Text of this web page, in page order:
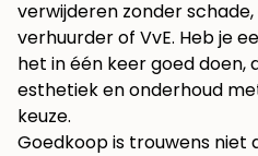
verwijderen zonder
verhuurder of VvE. Heb je
het in één keer goed doen,
esthetiek en onderhoud
keuze.
Goedkoop is trouwens niet